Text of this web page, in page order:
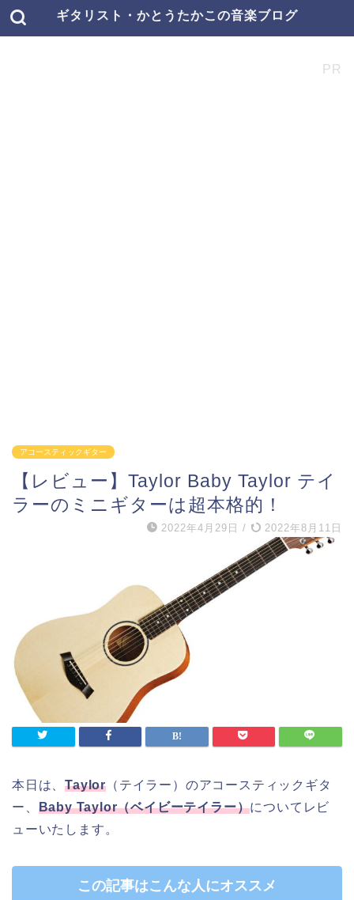
ギタリスト・かとうたかこの音楽ブログ
PR
アコースティックギター
【レビュー】Taylor Baby Taylor テイ
ラーのミニギターは超本格的！
2022年4月29日 / 2022年8月11日
本日は、Taylor （テイラー）のアコースティックギタ
ー、 Baby Taylor（ベイビーテイラー）についてレビ
ューいたします。
この記事はこんな人にオススメ